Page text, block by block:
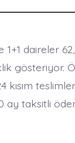
daireler
gösteriyor.
ay taksitli